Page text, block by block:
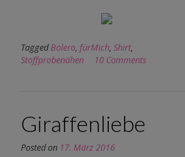
TaggedBolero, fürMich, Shirt,
Stoffprobenähen
10 Comments
Giraffenliebe
Posted on 17. März 2016